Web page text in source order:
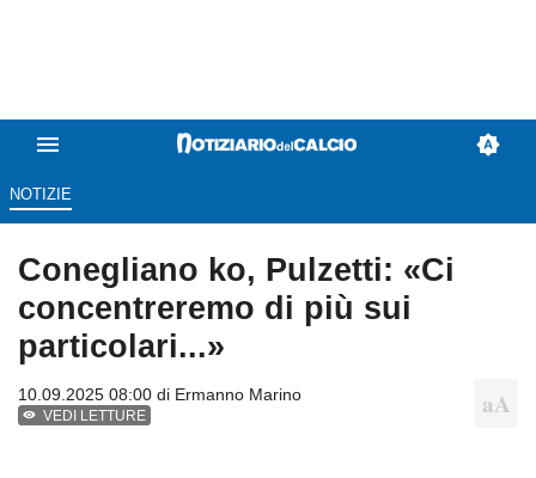
NOTIZIE
Conegliano ko, Pulzetti: «Ci
concentreremo di più sui
particolari...»
10.09.2025 08:00 di Ermanno Marino
VEDI LETTURE